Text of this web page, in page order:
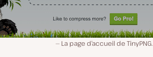
La page d’accueil de TinyPNG.